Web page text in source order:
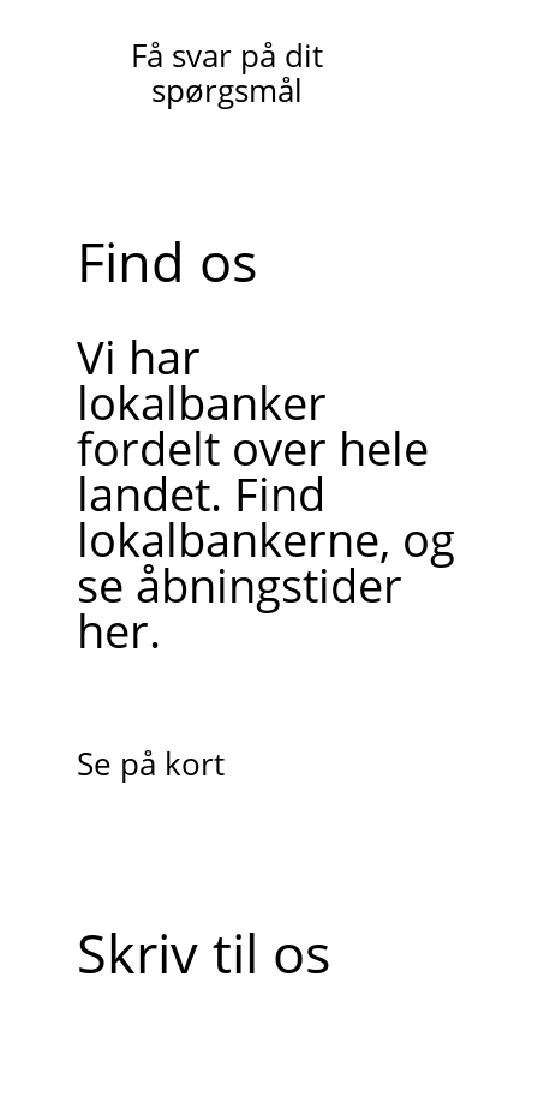
Få svar på dit
spørgsmål
Find os
Vi har
lokalbanker
fordelt over hele
landet. Find
lokalbankerne, og
se åbningstider
her.
Se på kort
Skriv til os